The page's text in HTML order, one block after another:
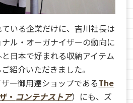
いる企業だけに、吉川社長は
ル・オーガナイザーの動向に
日本で好まれる収納アイテム
紹介いただきました。
ー御用達ショップであるThe
・ コンテナストア）にも、ズ